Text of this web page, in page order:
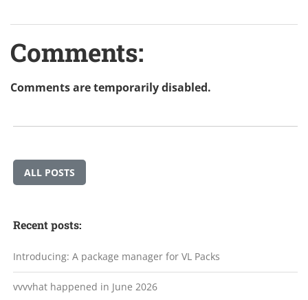
Comments:
Comments are temporarily disabled.
ALL POSTS
Recent posts:
Introducing: A package manager for VL Packs
vvvvhat happened in June 2026